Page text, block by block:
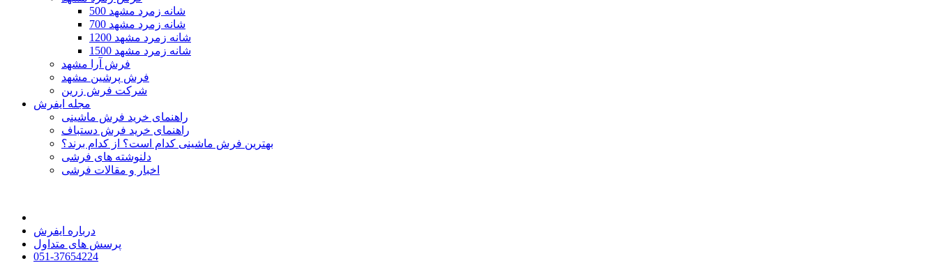
500 شانه زمرد مشهد
700 شانه زمرد مشهد
1200 شانه زمرد مشهد
1500 شانه زمرد مشهد
فرش آرا مشهد
فرش پرشین مشهد
شرکت فرش زرین
مجله ایفرش
راهنمای خرید فرش ماشینی
راهنمای خرید فرش دستباف
بهترین فرش ماشینی کدام است؟ از کدام برند؟
دلنوشته های فرشی
اخبار و مقالات فرشی
درباره ایفرش
پرسش های متداول
051-37654224